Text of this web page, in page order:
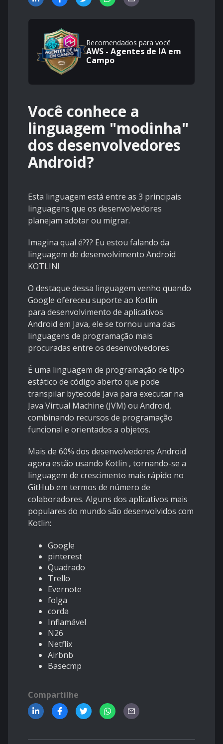
Recomendados para você
AWS - Agentes de IA em
Campo
Você conhece a
linguagem "modinha"
dos desenvolvedores
Android?
Esta linguagem está entre as 3 principais
linguagens que os desenvolvedores
planejam adotar ou migrar.
Imagina qual é??? Eu estou falando da
linguagem de desenvolvimento Android
KOTLIN!
O destaque dessa linguagem venho quando
Google ofereceu suporte ao Kotlin
para desenvolvimento de aplicativos
Android em Java, ele se tornou uma das
linguagens de programação mais
procuradas entre os desenvolvedores.
É uma linguagem de programação de tipo
estático de código aberto que pode
transpilar bytecode Java para executar na
Java Virtual Machine (JVM) ou Android,
combinando recursos de programação
funcional e orientados a objetos.
Mais de 60% dos desenvolvedores Android
agora estão usando Kotlin , tornando-se a
linguagem de crescimento mais rápido no
GitHub em termos de número de
colaboradores. Alguns dos aplicativos mais
populares do mundo são desenvolvidos com
Kotlin:
Google
pinterest
Quadrado
Trello
Evernote
folga
corda
Inflamável
N26
Netflix
Airbnb
Basecmp
Compartilhe